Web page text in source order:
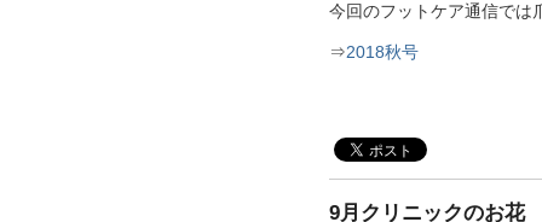
今回のフットケア通信では
⇒2018秋号
9月クリニックのお花